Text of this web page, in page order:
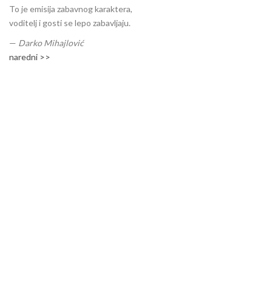
To je emisija zabavnog karaktera,
voditelj i gosti se lepo zabavljaju.
— Darko Mihajlović
naredni >>